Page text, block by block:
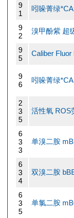
9
1
吲哚菁绿
9
2
溴甲酚紫 超
9
5
Caliber Fluor
9
6
吲哚菁绿
2
3
5
活性氧 ROS
6
3
3
单溴二胺
6
3
4
双溴二胺
6
3
5
单氯二胺